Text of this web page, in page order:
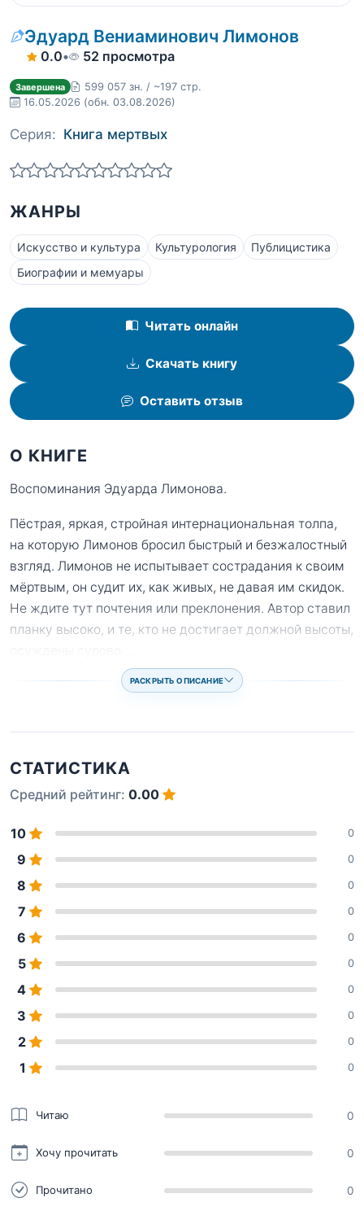
Эдуард Вениаминович Лимонов
0.0• 52 просмотра
Завершена
599 057 зн. / ~197 стр.
16.05.2026 (обн. 03.08.2026)
Серия: Книга мертвых
ЖАНРЫ
Искусство и культура Культурология
Публицистика
Биографии и мемуары
Читать онлайн
Скачать книгу
Оставить отзыв
О КНИГЕ
Воспоминания Эдуарда Лимонова.
Пёстрая, яркая, стройная интернациональная толпа,
на которую Лимонов бросил быстрый и безжалостный
взгляд. Лимонов не испытывает сострадания к своим
мёртвым, он судит их, как живых, не давая им скидок.
Не ждите тут почтения или преклонения. Автор ставил
планку высоко, и те, кто не достигает должной высоты,
РАСКРЫТЬ ОПИСАНИЕ
СТАТИСТИКА
Средний рейтинг: 0.00
10 0
9 0
8 0
7 0
6 0
5 0
4 0
3 0
2 0
1 0
Читаю 0
Хочу прочитать 0
Прочитано 0